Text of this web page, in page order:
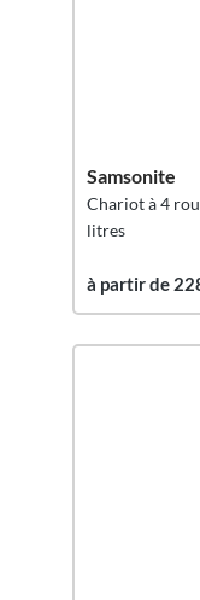
Samsonite
Chariot à 4
litres
à partir de